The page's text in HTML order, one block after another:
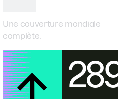
Une couverture mondiale
complète.